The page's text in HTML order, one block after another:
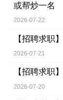
或帮炒一名
2026-07-22
【招聘求职】
2026-07-21
【招聘求职】
2026-07-20